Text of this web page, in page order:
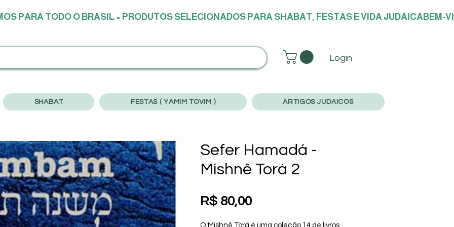
PARA TODO O BRASIL • PRODUTOS SELECIONADOS PARA SHABAT, FESTAS E VIDA JUDAICA
Login
SHABAT FESTAS ( YAMIM TOVIM ) ARTIGOS JUDAICOS
Sefer Hamadá -
Mishnê Torá 2
R$ 80,00Preço
O Mishnê Torá é uma coleção 14 de livros